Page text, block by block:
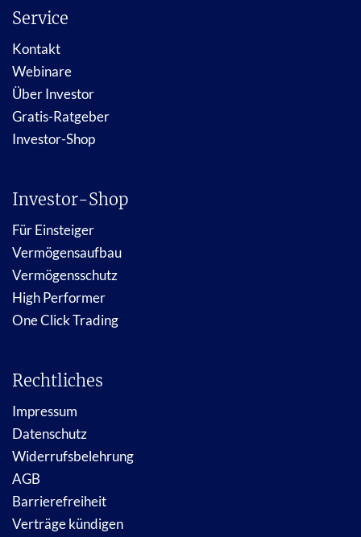
Service
Kontakt
Webinare
Über Investor
Gratis-Ratgeber
Investor-Shop
Investor-Shop
Für Einsteiger
Vermögensaufbau
Vermögensschutz
High Performer
One Click Trading
Rechtliches
Impressum
Datenschutz
Widerrufsbelehrung
AGB
Barrierefreiheit
Verträge kündigen